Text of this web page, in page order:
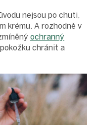
nejsou po chuti,
krému. A rozhodně v
ochranný
chránit a